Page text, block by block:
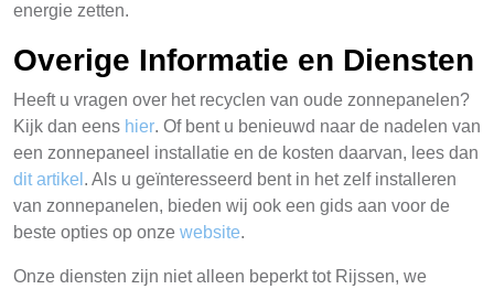
energie zetten.
Overige Informatie en Diensten
Heeft u vragen over het recyclen van oude zonnepanelen?
Kijk dan eens hier. Of bent u benieuwd naar de nadelen van
een zonnepaneel installatie en de kosten daarvan, lees dan
dit artikel . Als u geïnteresseerd bent in het zelf installeren
van zonnepanelen, bieden wij ook een gids aan voor de
beste opties op onze website.
Onze diensten zijn niet alleen beperkt tot Rijssen, we